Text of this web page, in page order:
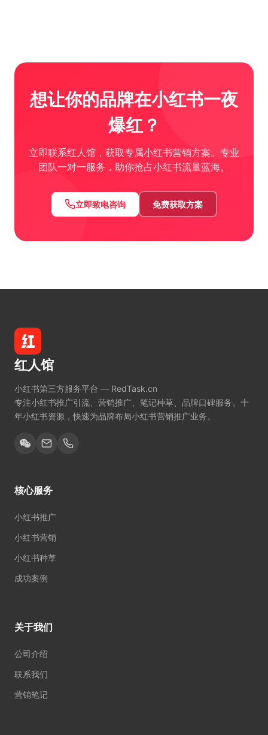
想让你的品牌在小红书一夜
爆红？
立即联系红人馆，获取专属小红书营销方案。专业
团队一对一服务，助你抢占小红书流量蓝海。
立即致电咨询 免费获取方案
红人馆
小红书第三方服务平台 — RedTask.cn
专注小红书推广引流、营销推广、笔记种草、品牌口碑服务。十
年小红书资源，快速为品牌布局小红书营销推广业务。
核心服务
小红书推广
小红书营销
小红书种草
成功案例
关于我们
公司介绍
联系我们
营销笔记